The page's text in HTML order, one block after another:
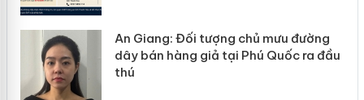
An Giang: Đối tượng chủ mưu đường
dây bán hàng giả tại Phú Quốc ra đầu
thú